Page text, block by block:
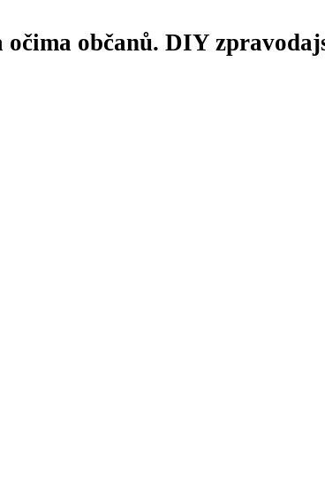
očima občanů. DIY